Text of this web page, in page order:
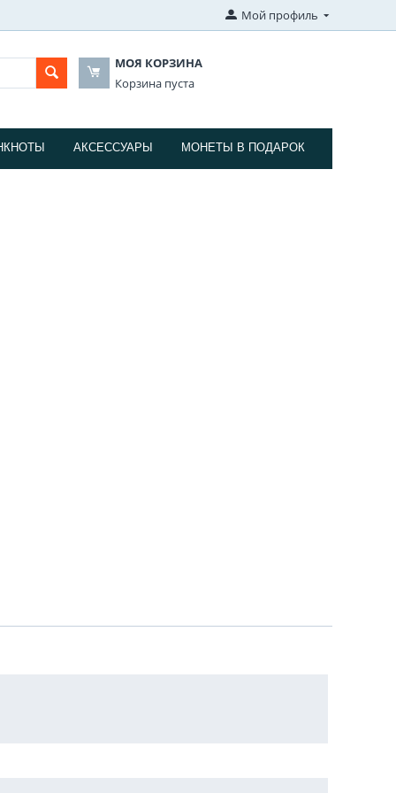
Мой профиль
МОЯ КОРЗИНА
Корзина пуста
АКСЕССУАРЫ МОНЕТЫ В ПОДАРОК